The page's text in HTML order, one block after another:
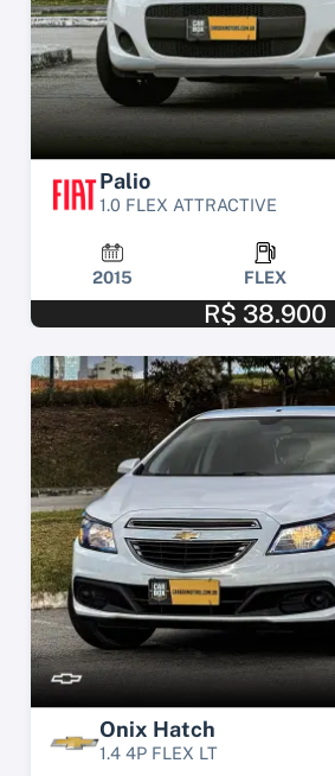
Palio
1.0 FLEX ATTRACTIVE
2015 FLEX
R$ 38.900
Onix Hatch
1.4 4P FLEX LT